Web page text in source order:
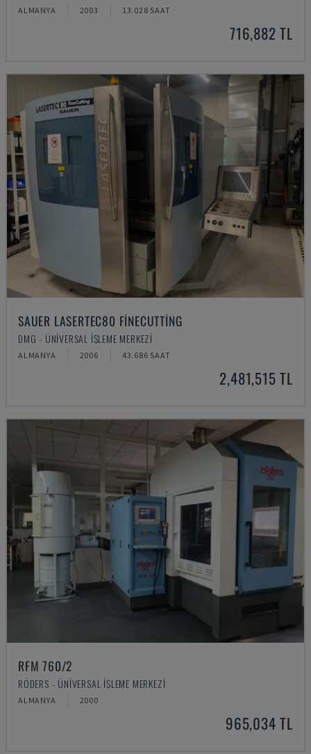
ALMANYA 2003 13.028 SAAT
716,882 TL
SAUER LASERTEC80 FINECUTTING
DMG - ÜNIVERSAL İŞLEME MERKEZI
ALMANYA 2006 43.686 SAAT
2,481,515 TL
RFM 760/2
RÖDERS - ÜNIVERSAL İŞLEME MERKEZI
ALMANYA 2000
965,034 TL